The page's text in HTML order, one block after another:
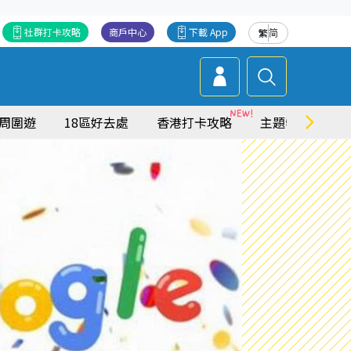
繁简
下載 App
商戶中心
社群打卡攻略
圍遊 18區好去處 香港打卡攻略 主題特集